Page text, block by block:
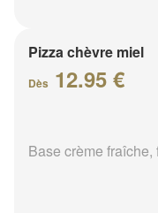
Pizza chèvre miel
Dès 12.95 €
Base crème